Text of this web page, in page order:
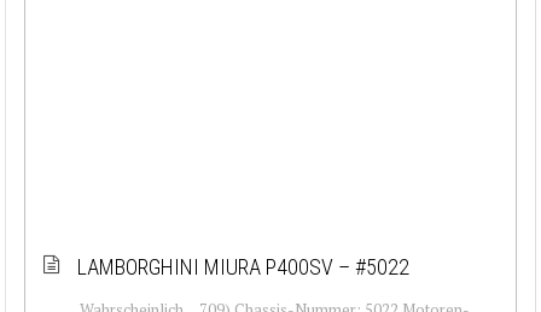
LAMBORGHINI MIURA P400SV – #5022